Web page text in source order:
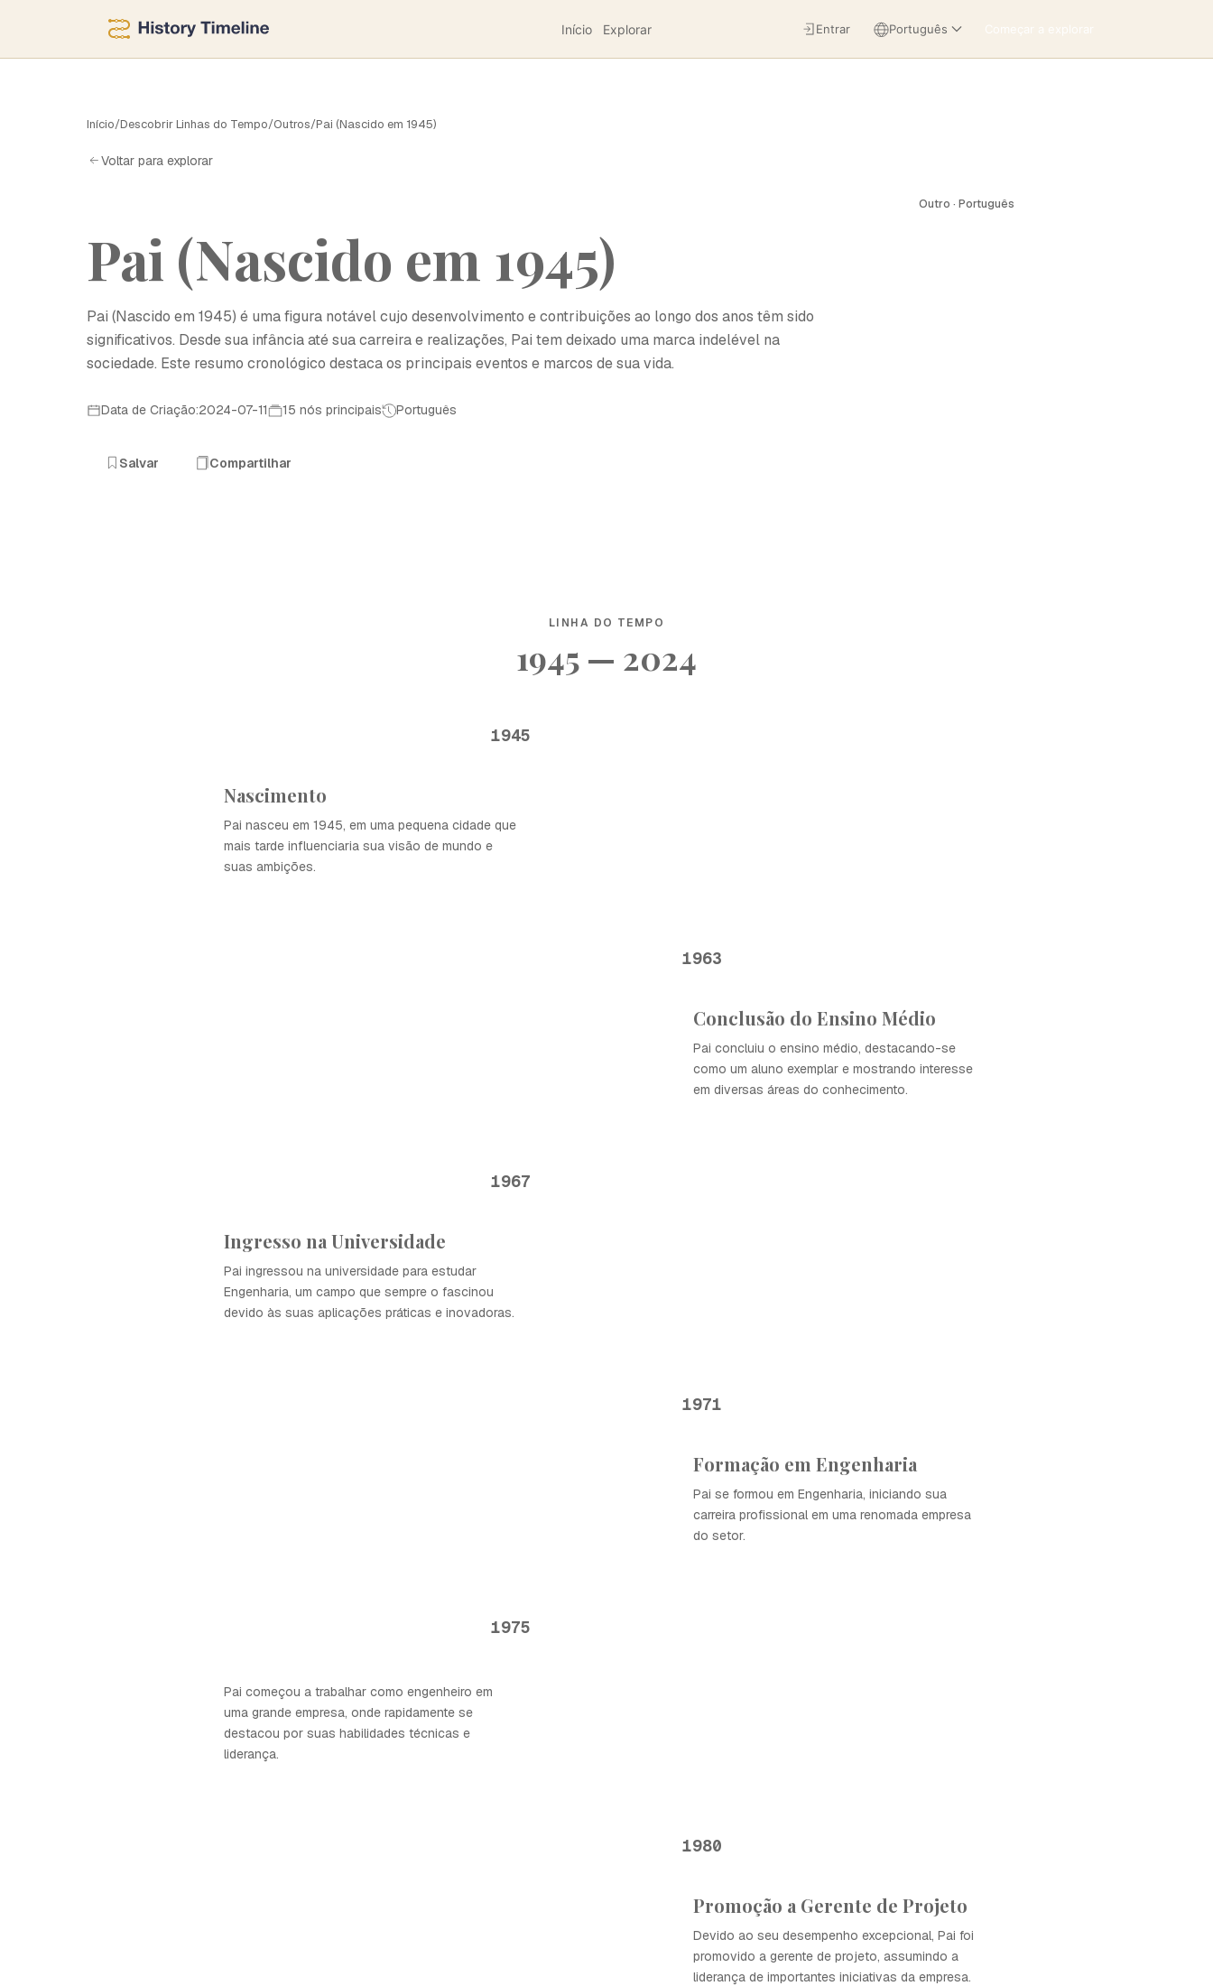
Início Explorar Começar a explorar
Entrar Português
Início/Descobrir Linhas do Tempo/Outros/Pai (Nascido em 1945)
Voltar para explorar
Outro · Português
Pai (Nascido em 1945)
Pai (Nascido em 1945) é uma figura notável cujo desenvolvimento e contribuições ao longo dos anos têm sido
significativos. Desde sua infância até sua carreira e realizações, Pai tem deixado uma marca indelével na
sociedade. Este resumo cronológico destaca os principais eventos e marcos de sua vida.
Data de Criação:2024-07-11 15 nós principais Português
Salvar Compartilhar
LINHA DO TEMPO
1945 — 2024
1945
Nascimento
Pai nasceu em 1945, em uma pequena cidade que
mais tarde influenciaria sua visão de mundo e
suas ambições.
1963
Conclusão do Ensino Médio
Pai concluiu o ensino médio, destacando-se
como um aluno exemplar e mostrando interesse
em diversas áreas do conhecimento.
1967
Ingresso na Universidade
Pai ingressou na universidade para estudar
Engenharia, um campo que sempre o fascinou
devido às suas aplicações práticas e inovadoras.
1971
Formação em Engenharia
Pai se formou em Engenharia, iniciando sua
carreira profissional em uma renomada empresa
do setor.
1975
Pai começou a trabalhar como engenheiro em
uma grande empresa, onde rapidamente se
destacou por suas habilidades técnicas e
liderança.
1980
Promoção a Gerente de Projeto
Devido ao seu desempenho excepcional, Pai foi
promovido a gerente de projeto, assumindo a
liderança de importantes iniciativas da empresa.